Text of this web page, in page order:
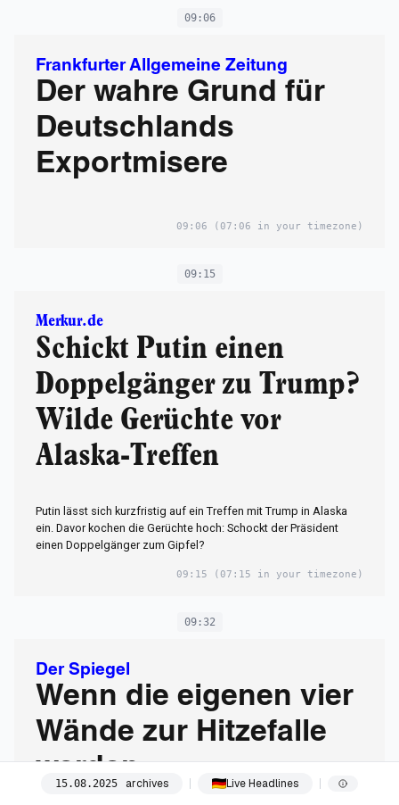
09:06
Frankfurter Allgemeine Zeitung
Der wahre Grund für
Deutschlands
Exportmisere
09:06 (07:06 in your timezone)
09:15
Merkur.de
Schickt Putin einen
Doppelgänger zu Trump?
Wilde Gerüchte vor
Alaska-Treffen
Putin lässt sich kurzfristig auf ein Treffen mit Trump in Alaska
ein. Davor kochen die Gerüchte hoch: Schockt der Präsident
einen Doppelgänger zum Gipfel?
09:15 (07:15 in your timezone)
09:32
Der Spiegel
Wenn die eigenen vier
Wände zur Hitzefalle
werden
15.08.2025 archives Live Headlines